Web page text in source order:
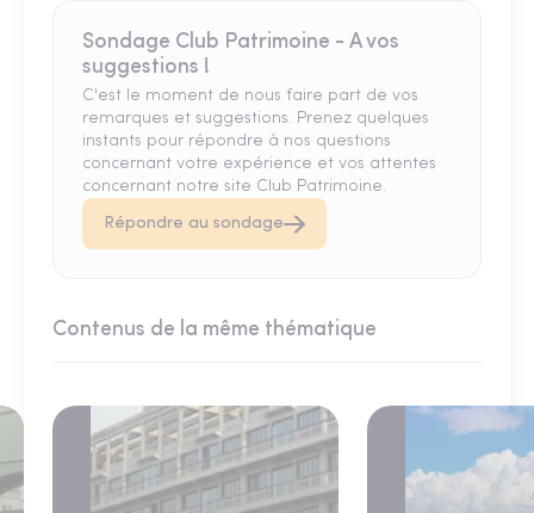
Sondage Club Patrimoine - A vos
suggestions !
C'est le moment de nous faire part de vos
remarques et suggestions. Prenez quelques
instants pour répondre à nos questions
concernant votre expérience et vos attentes
concernant notre site Club Patrimoine.
Répondre au sondage
Contenus de la même thématique